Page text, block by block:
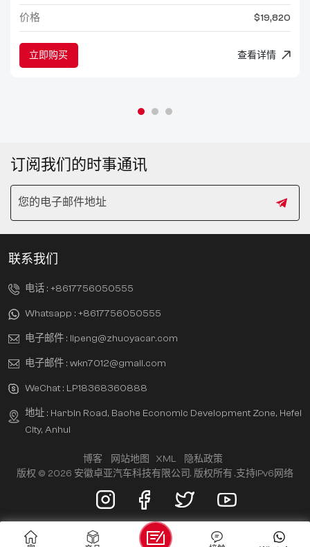
价格 $19,820
立即购买 查看详情
订阅我们的时事通讯
联系我们
电话 : +8617756050555
Whatsapp : +8617756050555
电子邮件 : lipeng@zhuoyacar.com
电子邮件 : wkn7012@gmail.com
WeChat : LP18368360888
地址 : Harbin Road, Baohe Economic Development Zone, Hefei
City, Anhui
博客 网站地图 XML
隐私政策
版权 © 2026 安徽卓亚汽车科技有限公司. 版权所有 .支持IPv6网络